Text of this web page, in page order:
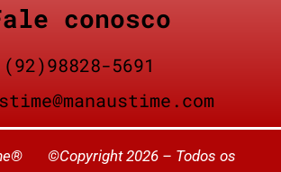
conosco
(92)98828-5691
©Copyright 2026 – Todos os